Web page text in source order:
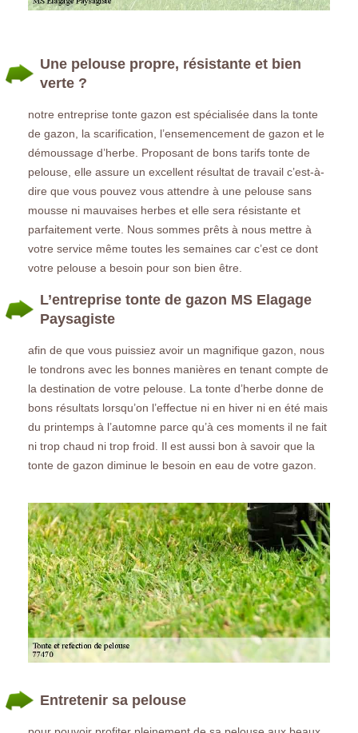
Une pelouse propre, résistante et bien
verte ?
notre entreprise tonte gazon est spécialisée dans la tonte
de gazon, la scarification, l’ensemencement de gazon et le
démoussage d’herbe. Proposant de bons tarifs tonte de
pelouse, elle assure un excellent résultat de travail c’est-à-
dire que vous pouvez vous attendre à une pelouse sans
mousse ni mauvaises herbes et elle sera résistante et
parfaitement verte. Nous sommes prêts à nous mettre à
votre service même toutes les semaines car c’est ce dont
votre pelouse a besoin pour son bien être.
L’entreprise tonte de gazon MS Elagage
Paysagiste
afin de que vous puissiez avoir un magnifique gazon, nous
le tondrons avec les bonnes manières en tenant compte de
la destination de votre pelouse. La tonte d’herbe donne de
bons résultats lorsqu’on l’effectue ni en hiver ni en été mais
du printemps à l’automne parce qu’à ces moments il ne fait
ni trop chaud ni trop froid. Il est aussi bon à savoir que la
tonte de gazon diminue le besoin en eau de votre gazon.
Entretenir sa pelouse